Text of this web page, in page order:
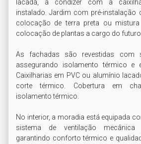
lacada, a condizer com a
instalado. Jardim com pré-instalação
colocação de terra preta ou
colocação de plantas a cargo do
As fachadas são revestidas com
assegurando isolamento térmico e
Caixilharias em PVC ou alumínio
corte térmico. Cobertura em
isolamento térmico.
No interior, a moradia está equipada
sistema de ventilação mecânica
garantindo conforto térmico e